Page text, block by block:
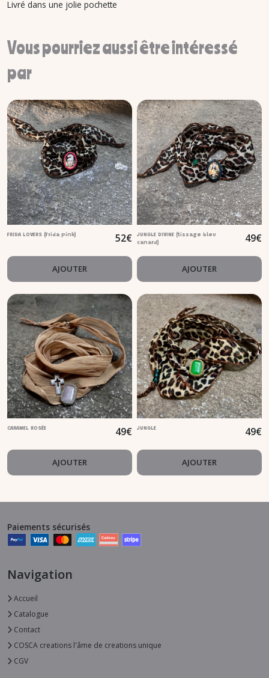
Livré dans une jolie pochette
Vous pourriez aussi être intéressé
par
FRIDA LOVERS (Frida pink) 52€
AJOUTER
JUNGLE DIVINE (tissage bleu
canard)
49€
AJOUTER
CARAMEL ROSÉE 49€
AJOUTER
JUNGLE 49€
AJOUTER
Paiements sécurisés
Navigation
Accueil
Catalogue
Contact
COSCA creations l'âme de creations unique
CGV